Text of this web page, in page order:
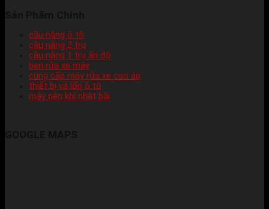
cầu nâng ô tô
cầu nâng 2 trụ
cầu nâng 1 trụ ấn độ
ben rửa xe máy
cung cấp máy rửa xe cao áp
thiết bị vá lốp ô tô
máy nén khí nhật bãi